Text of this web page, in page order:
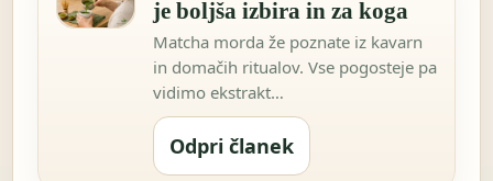
je boljša izbira in za koga
Matcha morda že poznate iz kavarn
in domačih ritualov. Vse pogosteje pa
vidimo ekstrakt…
Odpri članek